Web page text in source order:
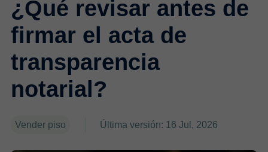
¿Qué revisar antes de
firmar el acta de
transparencia
notarial?
Vender piso Última versión: 16 Jul, 2026